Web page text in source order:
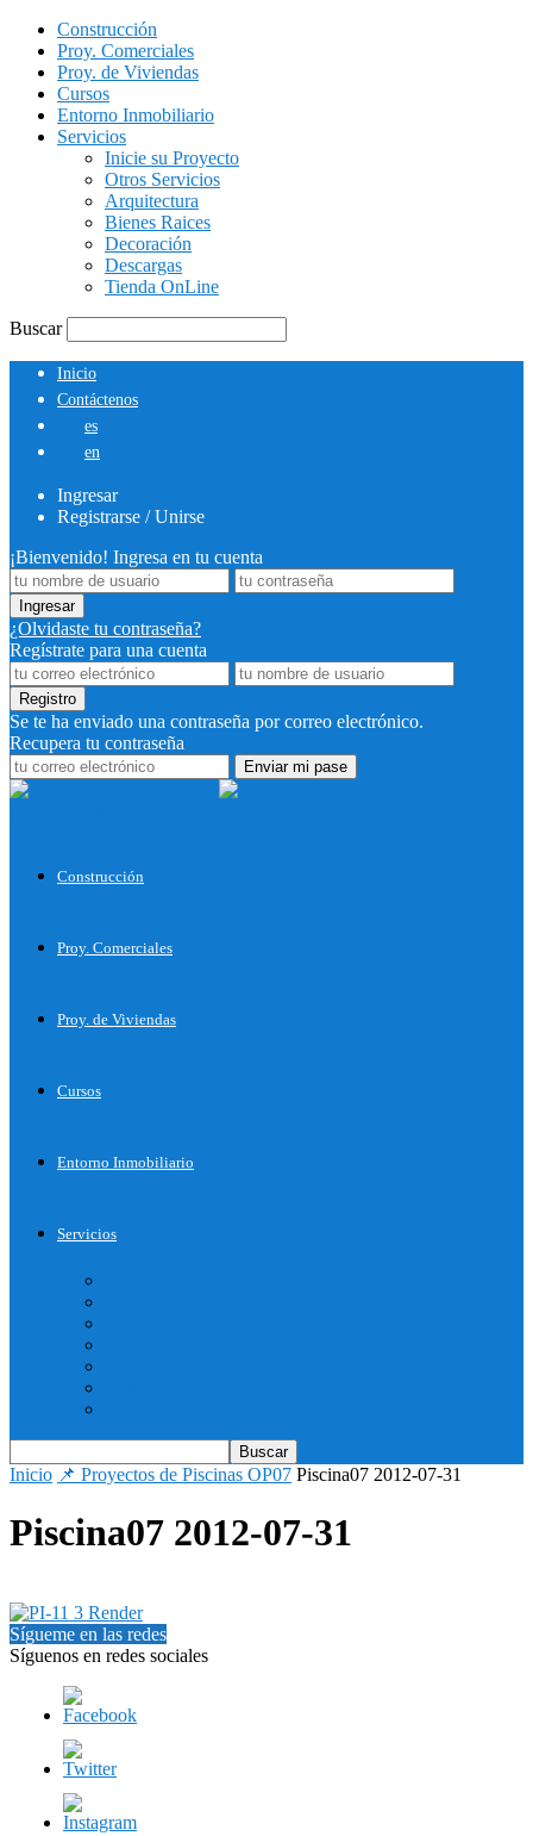
Construcción
Proy. Comerciales
Proy. de Viviendas
Cursos
Entorno Inmobiliario
Servicios
Inicie su Proyecto
Otros Servicios
Arquitectura
Bienes Raices
Decoración
Descargas
Tienda OnLine
Buscar
Inicio
Contáctenos
es
en
Ingresar
Registrarse / Unirse
¡Bienvenido! Ingresa en tu cuenta
¿Olvidaste tu contraseña?
Regístrate para una cuenta
Se te ha enviado una contraseña por correo electrónico.
Recupera tu contraseña
Construcción
Proy. Comerciales
Proy. de Viviendas
Cursos
Entorno Inmobiliario
Servicios
Inicio 📌 Proyectos de Piscinas OP07 Piscina07 2012-07-31
Piscina07 2012-07-31
Sígueme en las redes
Síguenos en redes sociales